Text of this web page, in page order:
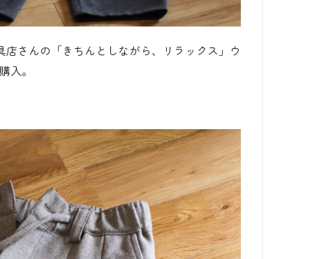
さんの「きちんとしながら、リラックス」ウ
入。